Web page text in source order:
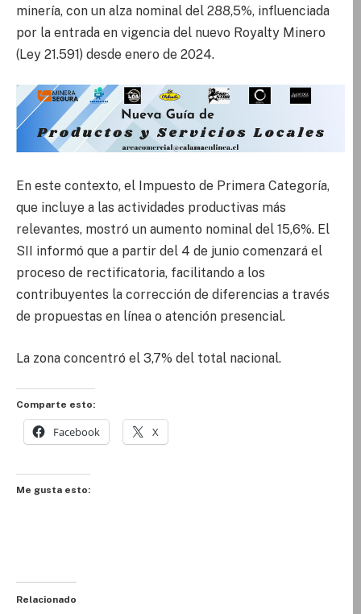
minería, con un alza nominal del 288,5%, influenciada
por la entrada en vigencia del nuevo Royalty Minero
(Ley 21.591) desde enero de 2024.
En este contexto, el Impuesto de Primera Categoría,
que incluye a las actividades productivas más
relevantes, mostró un aumento nominal del 15,6%. El
SII informó que a partir del 4 de junio comenzará el
proceso de rectificatoria, facilitando a los
contribuyentes la corrección de diferencias a través
de propuestas en línea o atención presencial.
La zona concentró el 3,7% del total nacional.
Comparte esto:
Facebook X
Me gusta esto:
Relacionado